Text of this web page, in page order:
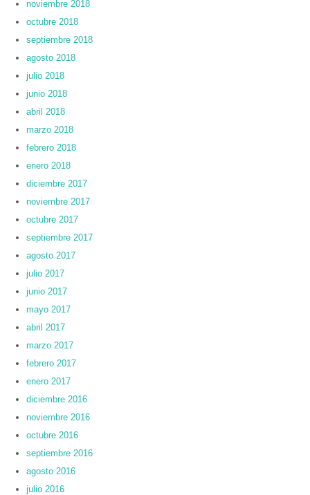
noviembre 2018
octubre 2018
septiembre 2018
agosto 2018
julio 2018
junio 2018
abril 2018
marzo 2018
febrero 2018
enero 2018
diciembre 2017
noviembre 2017
octubre 2017
septiembre 2017
agosto 2017
julio 2017
junio 2017
mayo 2017
abril 2017
marzo 2017
febrero 2017
enero 2017
diciembre 2016
noviembre 2016
octubre 2016
septiembre 2016
agosto 2016
julio 2016